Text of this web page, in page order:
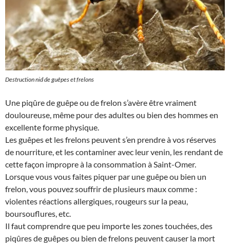
Destruction nid de guêpes et frelons
Une piqûre de guêpe ou de frelon s’avère être vraiment
douloureuse, même pour des adultes ou bien des hommes en
excellente forme physique.
Les guêpes et les frelons peuvent s’en prendre à vos réserves
de nourriture, et les contaminer avec leur venin, les rendant de
cette façon impropre à la consommation à Saint-Omer.
Lorsque vous vous faites piquer par une guêpe ou bien un
frelon, vous pouvez souffrir de plusieurs maux comme :
violentes réactions allergiques, rougeurs sur la peau,
boursouflures, etc.
Il faut comprendre que peu importe les zones touchées, des
piqûres de guêpes ou bien de frelons peuvent causer la mort